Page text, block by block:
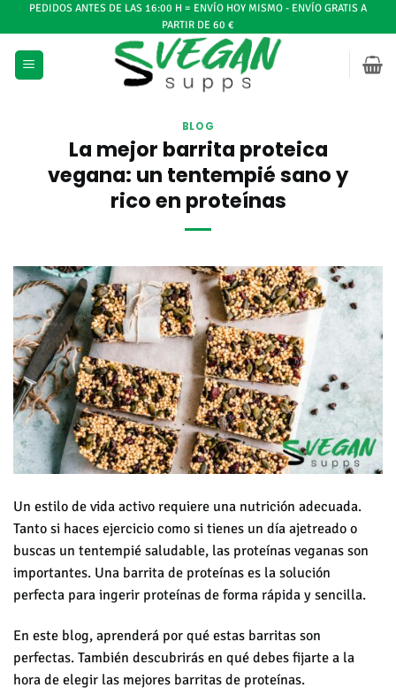
al
contenido
PEDIDOS ANTES DE LAS 16:00 H = ENVÍO HOY MISMO - ENVÍO GRATIS A
PARTIR DE 60 €
BLOG
La mejor barrita proteica
vegana: un tentempié sano y
rico en proteínas
Un estilo de vida activo requiere una nutrición adecuada.
Tanto si haces ejercicio como si tienes un día ajetreado o
buscas un tentempié saludable, las proteínas veganas son
importantes. Una barrita de proteínas es la solución
perfecta para ingerir proteínas de forma rápida y sencilla.
En este blog, aprenderá por qué estas barritas son
perfectas. También descubrirás en qué debes fijarte a la
hora de elegir las mejores barritas de proteínas.